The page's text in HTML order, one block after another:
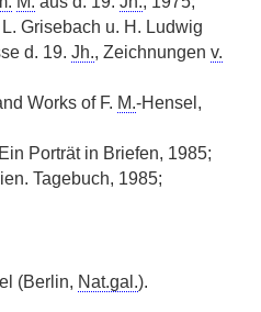
Grisebach u. H. Ludwig
d. 19. Jh., Zeichnungen v.
Works of F. M.-Hensel,
Porträt in Briefen, 1985;
Tagebuch, 1985;
(Berlin, Nat.gal.).